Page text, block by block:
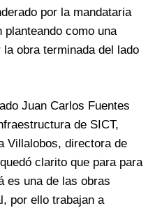
por la mandataria
como una
obra terminada del lado
Juan Carlos Fuentes
de SICT,
Villalobos, directora de
clarito que para para
es una de las obras
por ello trabajan a